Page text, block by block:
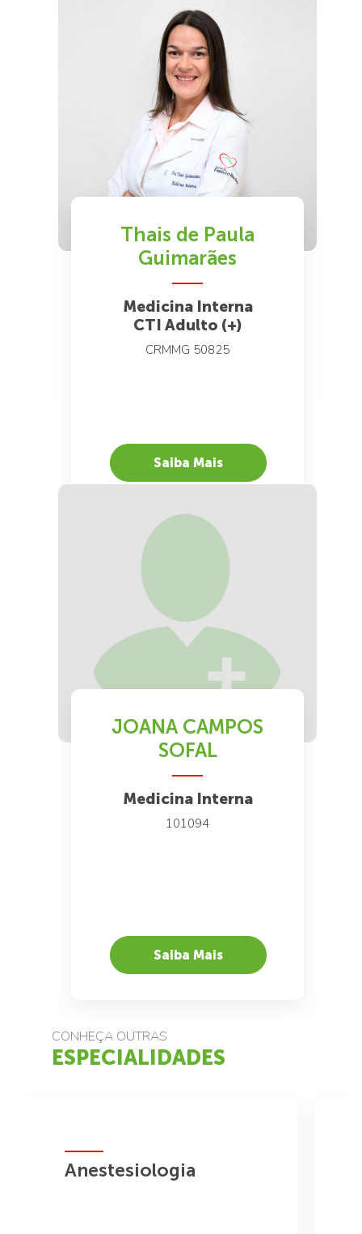
Thais de Paula
Guimarães
Medicina Interna
CTI Adulto (+)
CRMMG 50825
Saiba Mais
JOANA CAMPOS
SOFAL
Medicina Interna
101094
Saiba Mais
CONHEÇA OUTRAS
ESPECIALIDADES
Anestesiologia